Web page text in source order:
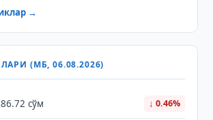
→
(МБ, 06.08.2026)
сўм ↓ 0.46%